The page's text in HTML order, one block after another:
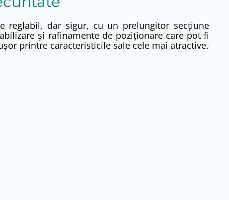
reglabil, dar sigur, cu un prelungitor secţiune
şi rafinamente de poziţionare care pot fi
printre caracteristicile sale cele mai atractive.